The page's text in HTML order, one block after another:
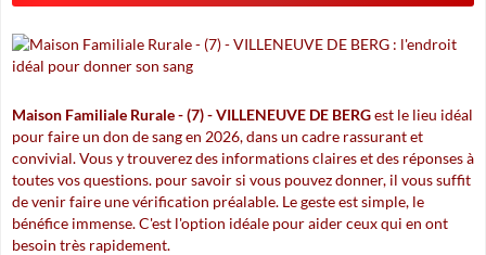
Maison Familiale Rurale - (7) - VILLENEUVE DE BERGest le lieu idéal
pour faire un don de sang en 2026, dans un cadre rassurant et
convivial. Vous y trouverez des informations claires et des réponses à
toutes vos questions. pour savoir si vous pouvez donner, il vous suffit
de venir faire une vérification préalable. Le geste est simple, le
bénéfice immense. C'est l'option idéale pour aider ceux qui en ont
besoin très rapidement.